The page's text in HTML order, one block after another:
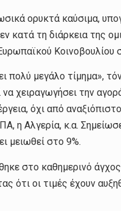
ορυκτά καύσιμα,
τη διάρκεια της
Κοινοβουλίου
πολύ μεγάλο τίμημα»,
χειραγωγήσει την
όχι από
η Αλγερία, κ.α.
μειωθεί στο 9%.
στο καθημερινό
ότι οι τιμές έχουν